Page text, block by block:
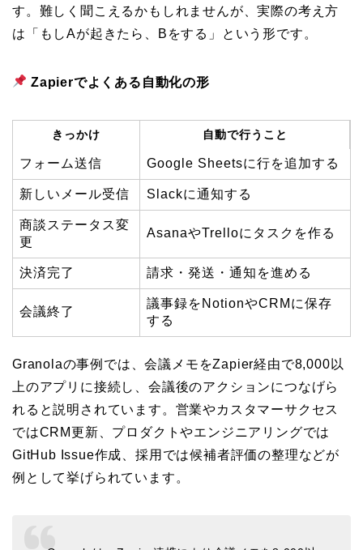
す。難しく聞こえるかもしれませんが、実際の考え方
は「もしAが起きたら、Bをする」という形です。
Zapierでよくある自動化の形
きっかけ 自動で行うこと
フォーム送信 Google Sheetsに行を追加する
新しいメール受信 Slackに通知する
商談ステータス変
更
AsanaやTrelloにタスクを作る
決済完了 請求・発送・通知を進める
会議終了
議事録をNotionやCRMに保存
する
Granolaの事例では、会議メモをZapier経由で8,000以
上のアプリに接続し、会議後のアクションにつなげら
れると説明されています。営業やカスタマーサクセス
ではCRM更新、プロダクトやエンジニアリングでは
GitHub Issue作成、採用では候補者評価の整理などが
例として挙げられています。